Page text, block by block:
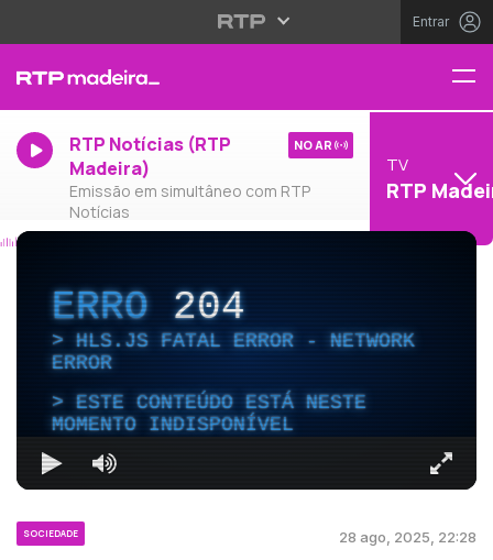
Entrar
RTP Notícias (RTP
Madeira)
Emissão em simultâneo com RTP
Notícias
NO AR
TV
RTP
ERRO204
HLS.JS FATAL ERROR - NETWORK
ERROR
ESTE CONTEÚDO ESTÁ NESTE
MOMENTO INDISPONÍVEL
SOCIEDADE 28 ago, 2025, 22:28